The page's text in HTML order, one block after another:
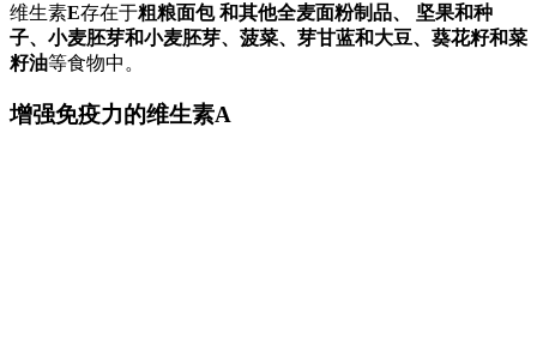
维生素E存在于粗粮面包 和其他全麦面粉制品、
坚果和种
子、小麦胚芽和小麦胚芽、菠菜、芽甘蓝和大豆、葵花籽和菜
籽油等食物中。
增强免疫力的维生素A